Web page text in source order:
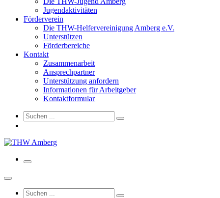
Jugendaktivitäten
Förderverein
Die THW-Helfervereinigung Amberg e.V.
Unterstützen
Förderbereiche
Kontakt
Zusammenarbeit
Ansprechpartner
Unterstützung anfordern
Informationen für Arbeitgeber
Kontaktformular